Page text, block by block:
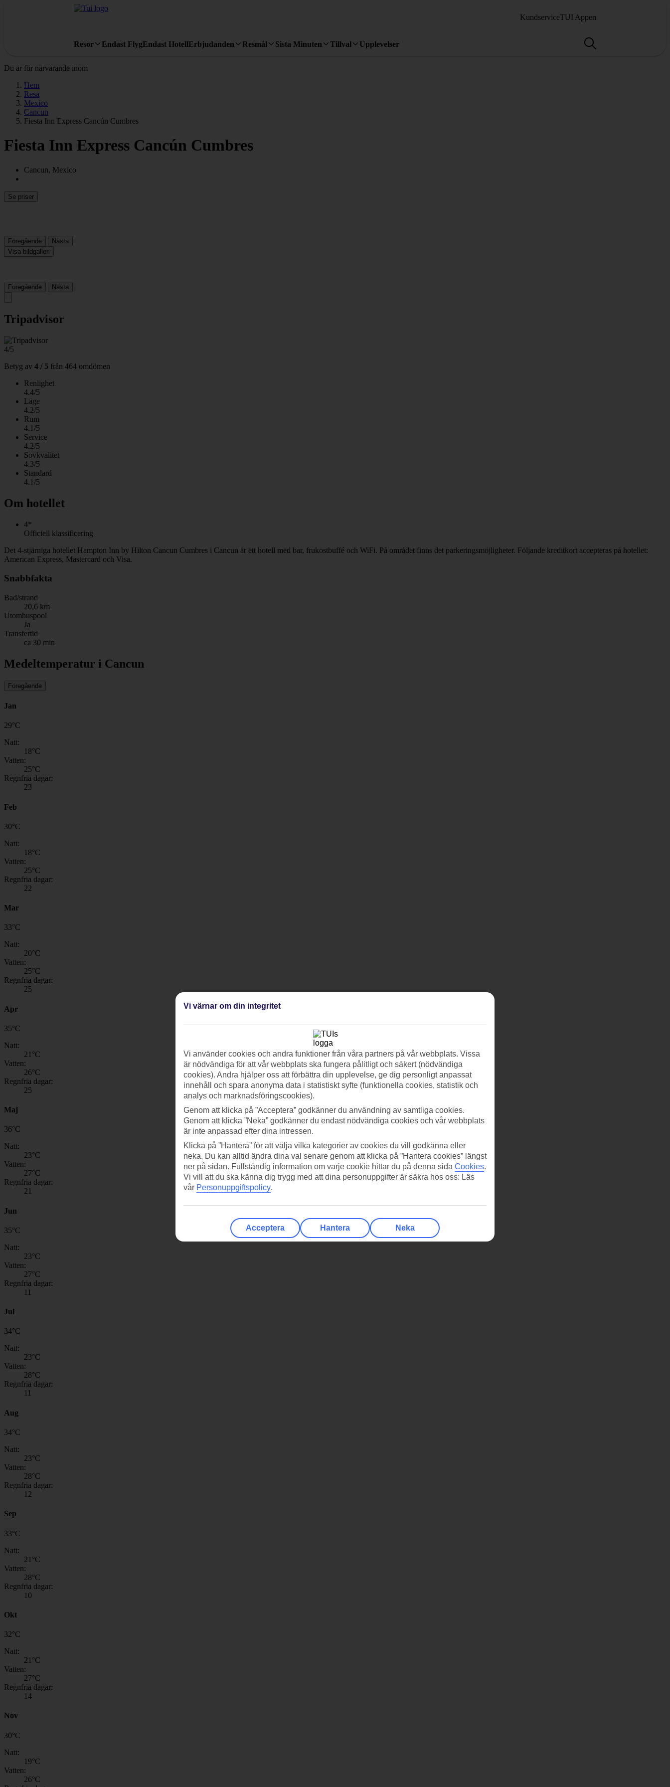
KundserviceTUI Appen
Resor Endast FlygEndast HotellErbjudanden Resmål Sista Minuten Tillval Upplevelser
Du är för närvarande inom
Hem
Resa
Mexico
Cancun
Fiesta Inn Express Cancún Cumbres
Fiesta Inn Express Cancún Cumbres
Cancun, Mexico
Se priser
Föregående
Nästa
Visa bildgalleri
Föregående Nästa
Tripadvisor
4/5
Betyg av 4 / 5 från 464 omdömen
Renlighet
4.4/5
Läge
4.2/5
Rum
4.1/5
Service
4.2/5
Sovkvalitet
4.3/5
Standard
4.1/5
Om hotellet
4*
Officiell klassificering
Det 4-stjärniga hotellet Hampton Inn by Hilton Cancun Cumbres i Cancun är ett hotell med bar, frukostbuffé och WiFi. På området finns det parkeringsmöjligheter. Följande kreditkort accepteras på hotellet:
American Express, Mastercard och Visa.
Snabbfakta
Bad/strand
20,6 km
Utomhuspool
Ja
Transfertid
ca 30 min
Medeltemperatur i Cancun
Föregående
Jan
29°C
Natt:
18°C
Vatten:
25°C
Regnfria dagar:
23
Feb
30°C
Natt:
18°C
Vatten:
25°C
Regnfria dagar:
22
Mar
33°C
Natt:
20°C
Vatten:
25°C
Regnfria dagar:
25
Apr
35°C
Natt:
21 °C
Vatten:
26°C
Regnfria dagar:
25
Maj
36°C
Natt:
23°C
Vatten:
27°C
Regnfria dagar:
21
Jun
35°C
Natt:
23°C
Vatten:
27°C
Regnfria dagar:
11
Jul
34°C
Natt:
23°C
Vatten:
28°C
Regnfria dagar:
11
Aug
34°C
Natt:
23°C
Vatten:
28°C
Regnfria dagar:
12
Sep
33°C
Natt:
21 °C
Vatten:
28°C
Regnfria dagar:
10
Okt
32°C
Natt:
21 °C
Vatten:
27°C
Regnfria dagar:
14
Nov
30°C
Natt:
19°C
Vatten:
26°C
Vi värnar om din integritet
Vi använder cookies och andra funktioner från våra partners på vår webbplats. Vissa
är nödvändiga för att vår webbplats ska fungera pålitligt och säkert (nödvändiga
cookies). Andra hjälper oss att förbättra din upplevelse, ge dig personligt anpassat
innehåll och spara anonyma data i statistiskt syfte (funktionella cookies, statistik och
analys och marknadsföringscookies).
Genom att klicka på ”Acceptera” godkänner du användning av samtliga cookies.
Genom att klicka ”Neka” godkänner du endast nödvändiga cookies och vår webbplats
är inte anpassad efter dina intressen.
Klicka på ”Hantera” för att välja vilka kategorier av cookies du vill godkänna eller
neka. Du kan alltid ändra dina val senare genom att klicka på ”Hantera cookies” längst
ner på sidan. Fullständig information om varje cookie hittar du på denna sida Cookies.
Vi vill att du ska känna dig trygg med att dina personuppgifter är säkra hos oss: Läs
vår Personuppgiftspolicy.
Acceptera Hantera Neka